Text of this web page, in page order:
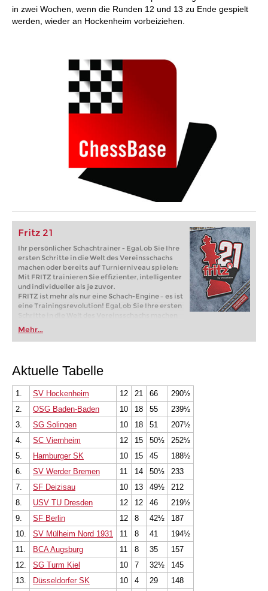
in zwei Wochen, wenn die Runden 12 und 13 zu Ende gespielt
werden, wieder an Hockenheim vorbeiziehen.
Fritz 21
Ihr persönlicher Schachtrainer - Egal, ob Sie Ihre
ersten Schritte in die Welt des Vereinsschachs
machen oder bereits auf Turnierniveau spielen:
Mit FRITZ trainieren Sie effizienter, intelligenter
und individueller als je zuvor.
FRITZ ist mehr als nur eine Schach-Engine – es ist
eine Trainingsrevolution! Egal, ob Sie Ihre ersten
Schritte in die Welt des Vereinsschachs machen
oder bereits auf Turnierniveau spielen: Mit
FRITZ trainieren Sie effizienter, intelligenter und
individueller als je zuvor.
Mehr...
Aktuelle Tabelle
1. SV Hockenheim 12 21 66
290½
2.
OSG Baden-Baden 10 18 55
239½
3.
SG Solingen 10 18 51
207½
4.
SC Viernheim 12 15 50½
252½
5.
Hamburger SK 10 15 45
188½
6.
SV Werder Bremen 11 14 50½
233
7.
SF Deizisau 10 13 49½
212
8.
USV TU Dresden 12 12 46
219½
9.
SF Berlin 12 8 42½
187
10.
SV Mülheim Nord 1931 11 8 41
194½
11.
BCA Augsburg 11 8 35
157
12.
SG Turm Kiel 10 7 32½
145
13.
Düsseldorfer SK 10 4 29
148